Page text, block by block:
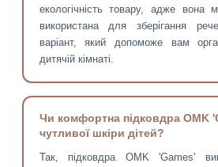
екологічність товару, адже вона
використана для зберігання
варіант, який допоможе вам
дитячій кімнаті.
Чи комфортна підковдра OMK
чутливої шкіри дітей?
Так, підковдра OMK 'Games'